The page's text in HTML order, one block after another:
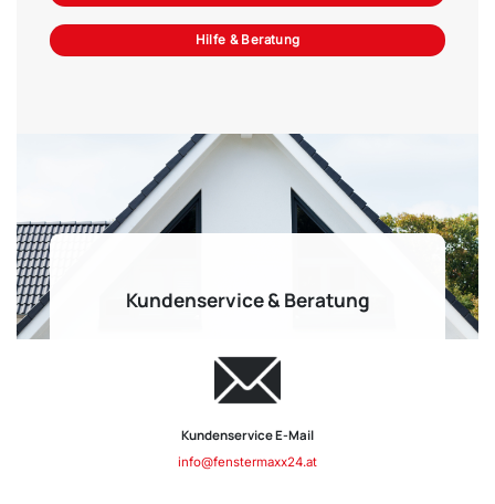
Hilfe & Beratung
Kundenservice & Beratung
Kundenservice E-Mail
info@fenstermaxx24.at